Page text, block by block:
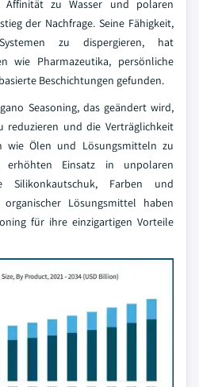
zu Wasser und polaren
der Nachfrage. Seine Fähigkeit,
zu dispergieren, hat
wie Pharmazeutika, persönliche
Beschichtungen gefunden.
Seasoning, das geändert wird,
reduzieren und die Verträglichkeit
wie Ölen und Lösungsmitteln zu
erhöhten Einsatz in unpolaren
Silikonkautschuk, Farben und
Lösungsmittel haben
für ihre einzigartigen Vorteile